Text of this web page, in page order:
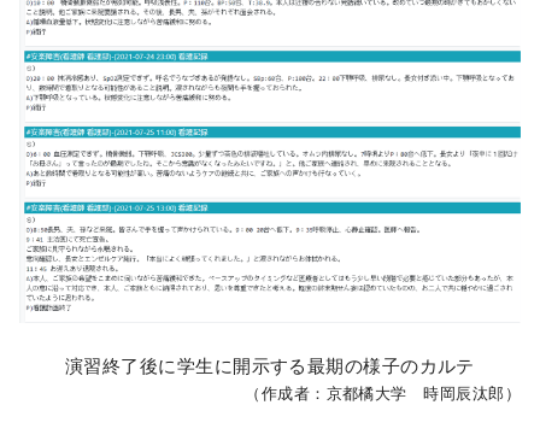
演習終了後に学生に開示する最期の様子のカルテ
（作成者：京都橘大学 時岡辰汰郎）